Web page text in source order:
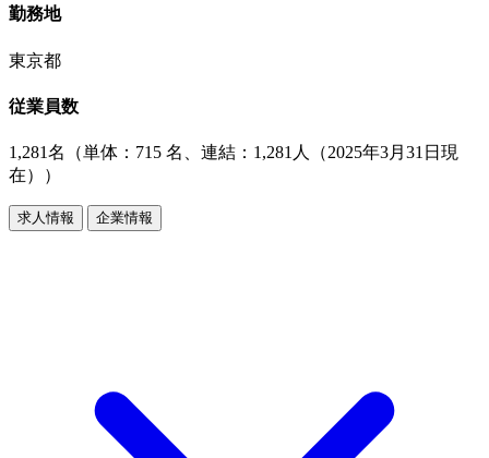
勤務地
東京都
従業員数
1,281名（単体：715 名、連結：1,281人（2025年3月31日現
在））
求人情報 企業情報